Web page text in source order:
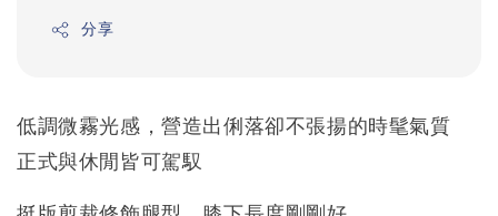
分享
低調微霧光感，營造出俐落卻不張揚的時髦氣質
正式與休閒皆可駕馭